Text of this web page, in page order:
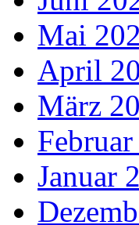
Mai
April
März
Januar